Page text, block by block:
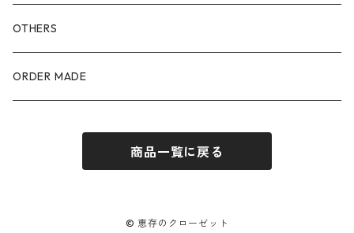
110size
100size
110size
90size
100size
OTHERS
ORDER MADE
商品一覧に戻る
© 恵存のクローゼット